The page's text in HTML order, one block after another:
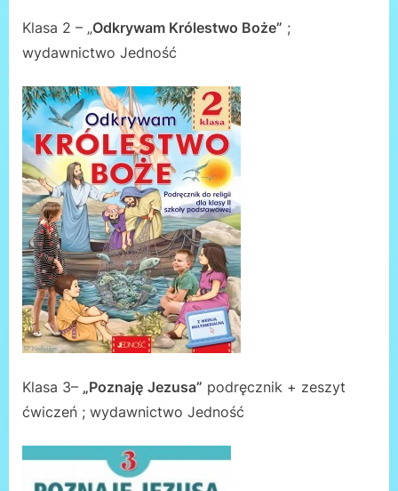
Klasa 2 – „Odkrywam Królestwo Boże” ;
wydawnictwo Jedność
Klasa 3– „Poznaję Jezusa” podręcznik + zeszyt
ćwiczeń ; wydawnictwo Jedność